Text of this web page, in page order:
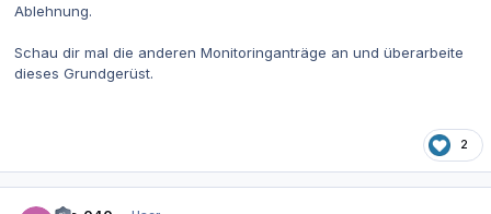
Ablehnung.
Schau dir mal die anderen Monitoringanträge an und überarbeite
dieses Grundgerüst.
2